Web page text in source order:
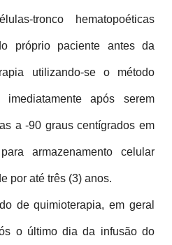
tronco hematopoéticas
próprio paciente antes da
utilizando-se o método
após serem
a -90 graus centígrados em
armazenamento celular
por até três (3) anos.
de quimioterapia, em geral
o último dia da infusão do